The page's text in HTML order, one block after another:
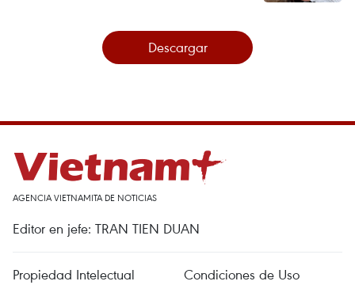
Descargar
AGENCIA VIETNAMITA DE NOTICIAS
Editor en jefe: TRAN TIEN DUAN
Propiedad Intelectual
Condiciones de Uso